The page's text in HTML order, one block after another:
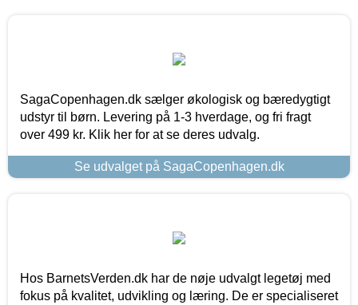
SagaCopenhagen.dk sælger økologisk og bæredygtigt
udstyr til børn. Levering på 1-3 hverdage, og fri fragt
over 499 kr. Klik her for at se deres udvalg.
Se udvalget på SagaCopenhagen.dk
Hos BarnetsVerden.dk har de nøje udvalgt legetøj med
fokus på kvalitet, udvikling og læring. De er specialiseret